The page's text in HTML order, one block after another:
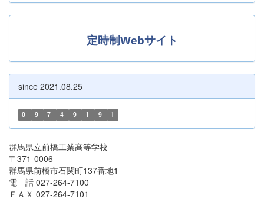
定時制Webサイト
since 2021.08.25
0 9 7 4 9 1 9 1
群馬県立前橋工業高等学校
〒371-0006
群馬県前橋市石関町137番地1
電 話 027-264-7100
ＦＡＸ 027-264-7101